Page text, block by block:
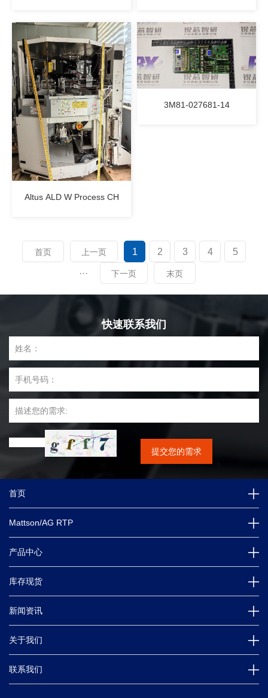
Altus ALD W Process CH
3M81-027681-14
首页 上一页 1 2 3 4 5
··· 下一页 末页
快速联系我们
首页
Mattson/AG RTP
产品中心
库存现货
新闻资讯
关于我们
联系我们